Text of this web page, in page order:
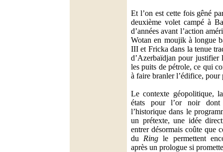
Et l’on est cette fois gêné
deuxième volet campé à
d’années avant l’action
Wotan en moujik à longue
III et Fricka dans la tenue
d’Azerbaïdjan pour justifier
les puits de pétrole, ce qui
à faire branler l’édifice, pour
Le contexte géopolitique,
états pour l’or noir
l’historique dans le
un prétexte, une idée
entrer désormais coûte que
du Ring le permettent
après un prologue si